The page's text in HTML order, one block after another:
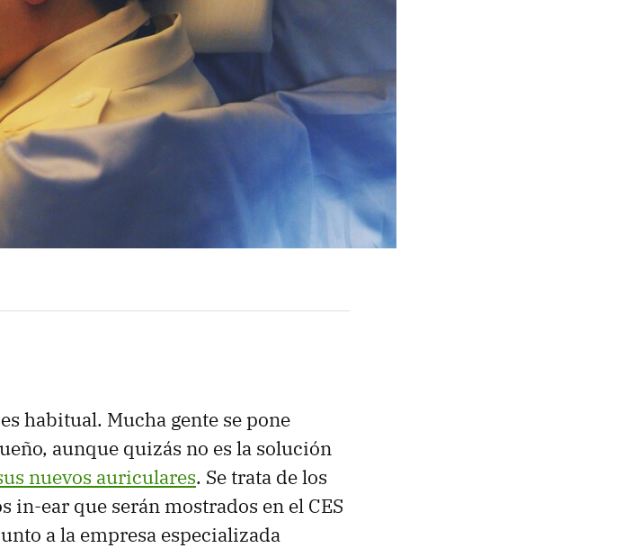
habitual. Mucha gente se pone
aunque quizás no es la solución
nuevos auriculares. Se trata de los
in-ear que serán mostrados en el CES
a la empresa especializada